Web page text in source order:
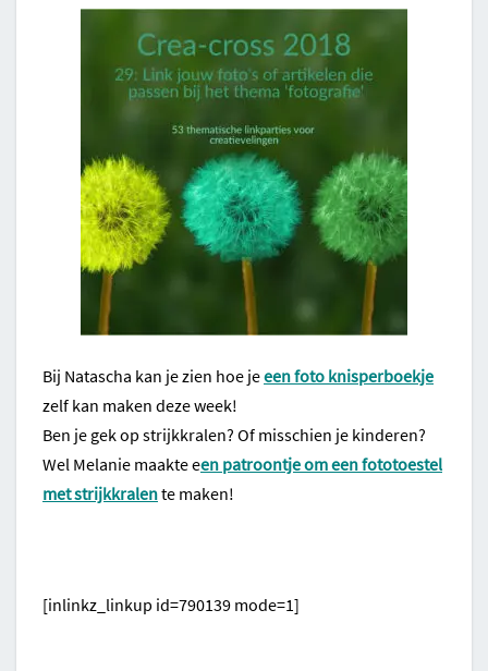
Bij Natascha kan je zien hoe jeeen foto knisperboekje
zelf kan maken deze week!
Ben je gek op strijkkralen? Of misschien je kinderen?
Wel Melanie maakte een patroontje om een fototoestel
met strijkkralente maken!
[inlinkz_linkup id=790139 mode=1]